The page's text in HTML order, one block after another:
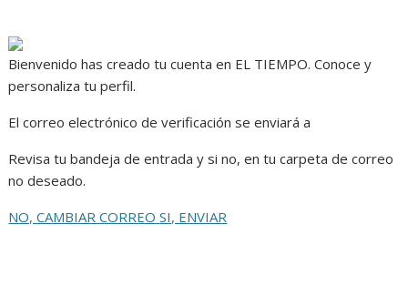
Bienvenidohas creado tu cuenta en EL TIEMPO. Conoce y
personaliza tu perfil.
El correo electrónico de verificación se enviará a
Revisa tu bandeja de entrada y si no, en tu carpeta de correo
no deseado.
NO, CAMBIAR CORREOSI, ENVIAR